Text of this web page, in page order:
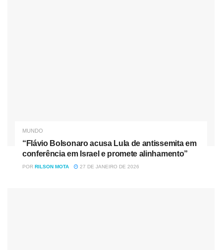
MUNDO
“Flávio Bolsonaro acusa Lula de antissemita em
conferência em Israel e promete alinhamento”
POR RILSON MOTA 27 DE JANEIRO DE 2026